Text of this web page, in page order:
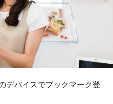
デバイスでブックマーク登